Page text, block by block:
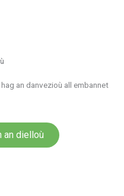
an danvezioù all embannet
an dielloù